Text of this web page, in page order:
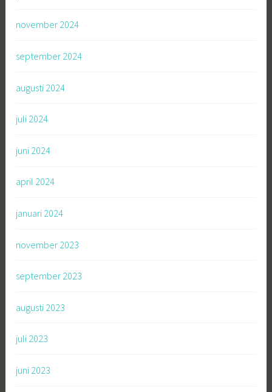
november 2024
september 2024
augusti 2024
juli 2024
juni 2024
april 2024
januari 2024
november 2023
september 2023
augusti 2023
juli 2023
juni 2023